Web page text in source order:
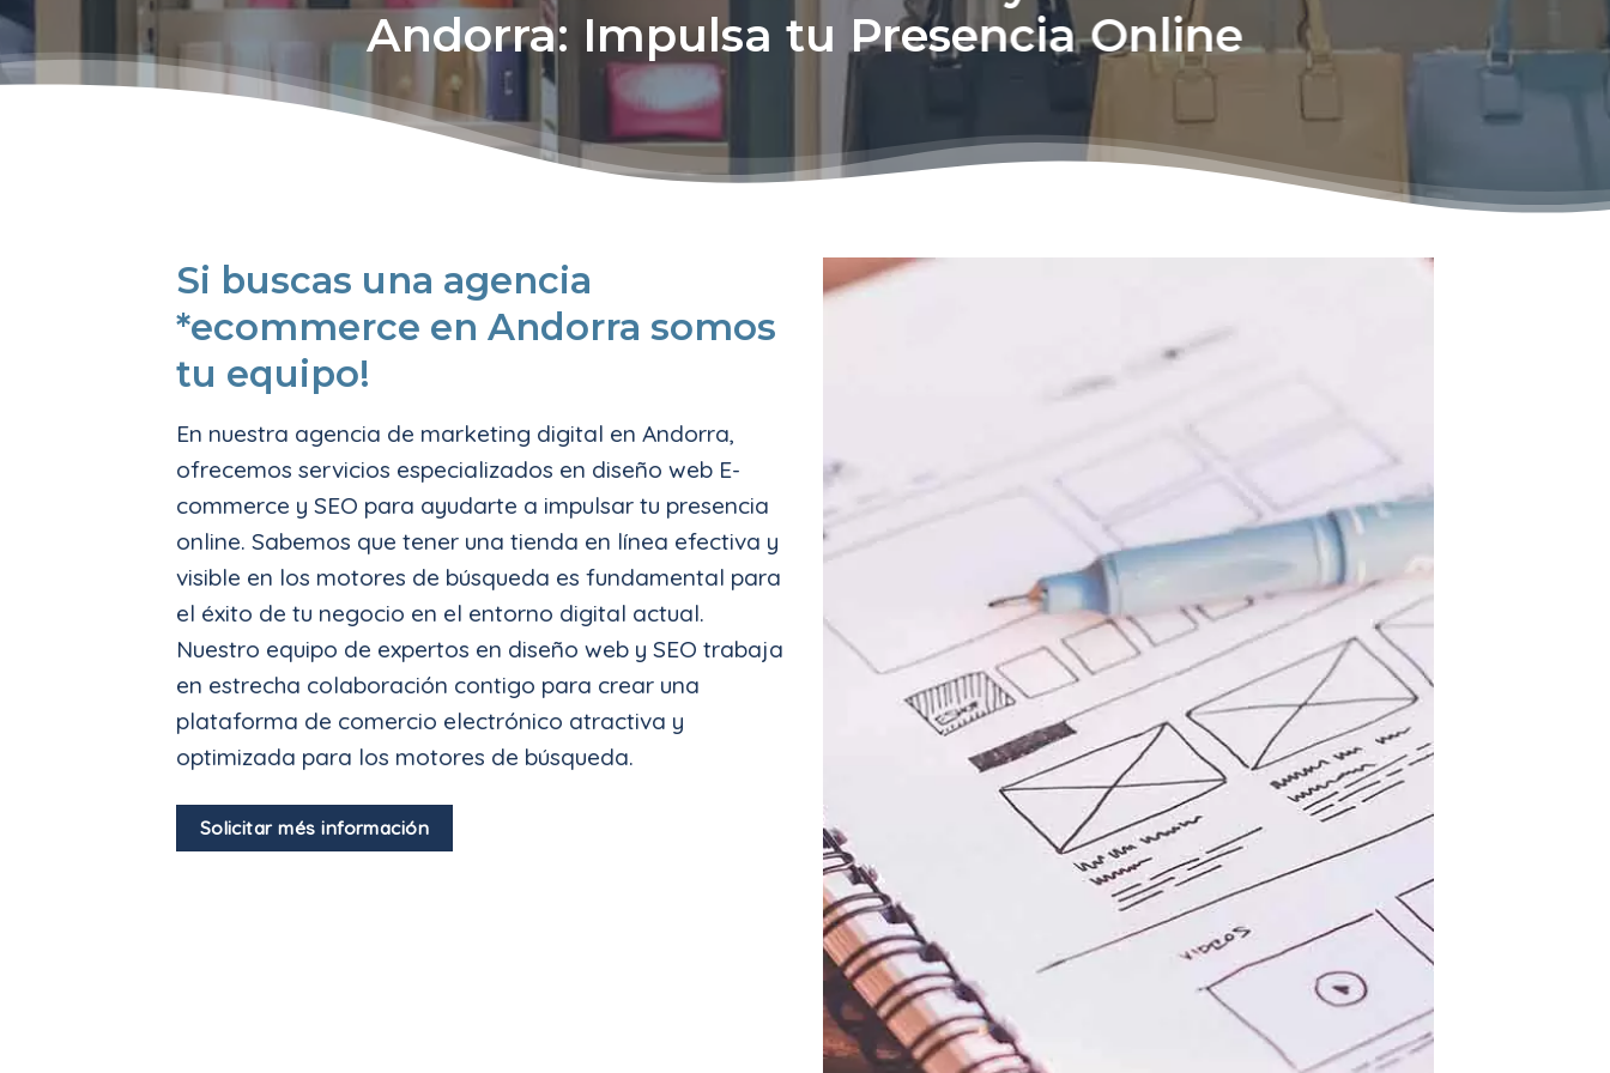
Andorra: Impulsa tu Presencia Online
Si buscas una agencia
*ecommerce en Andorra somos
tu equipo!
En nuestra agencia de marketing digital en Andorra,
ofrecemos servicios especializados en diseño web E-
commerce y SEO para ayudarte a impulsar tu presencia
online. Sabemos que tener una tienda en línea efectiva y
visible en los motores de búsqueda es fundamental para
el éxito de tu negocio en el entorno digital actual.
Nuestro equipo de expertos en diseño web y SEO trabaja
en estrecha colaboración contigo para crear una
plataforma de comercio electrónico atractiva y
optimizada para los motores de búsqueda.
Solicitar més información